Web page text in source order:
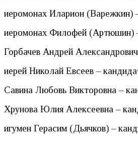
иеромонах Иларион (Варежкин)
иеромонах Филофей (Артюшин)
Горбачев Андрей
иерей Николай Евсеев –
Савина Любовь Викторовна –
Хрунова Юлия Алексеевна –
игумен Герасим (Дьячков) –